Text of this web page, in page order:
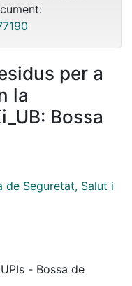
per a
la
Bossa
de Seguretat, Salut i
- Bossa de